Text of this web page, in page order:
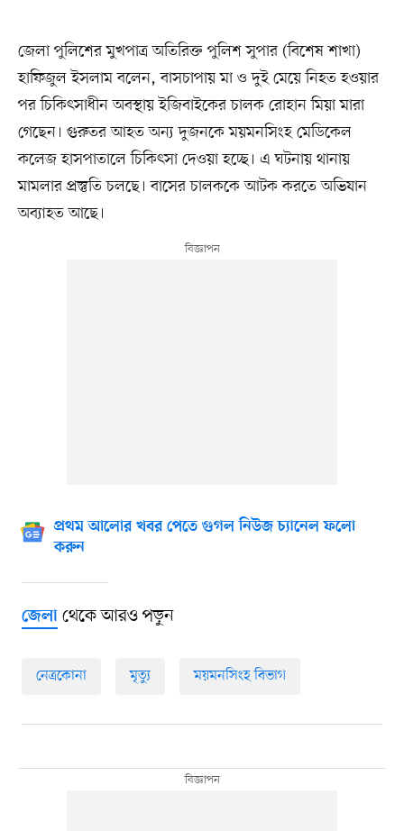
জেলা পুলিশের মুখপাত্র অতিরিক্ত পুলিশ সুপার (বিশেষ শাখা)
হাফিজুল ইসলাম বলেন, বাসচাপায় মা ও দুই মেয়ে নিহত হওয়ার
পর চিকিৎসাধীন অবস্থায় ইজিবাইকের চালক রোহান মিয়া মারা
গেছেন। গুরুতর আহত অন্য দুজনকে ময়মনসিংহ মেডিকেল
কলেজ হাসপাতালে চিকিৎসা দেওয়া হচ্ছে। এ ঘটনায় থানায়
মামলার প্রস্তুতি চলছে। বাসের চালককে আটক করতে অভিযান
অব্যাহত আছে।
প্রথম আলোর খবর পেতে গুগল নিউজ চ্যানেল ফলো
করুন
জেলাথেকে আরও পড়ুন
নেত্রকোনা মৃত্যু ময়মনসিংহ বিভাগ